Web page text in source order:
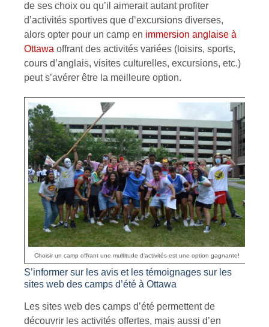
de ses choix ou qu’il aimerait autant profiter
d’activités sportives que d’excursions diverses,
alors opter pour un camp en immersion anglaise à
Ottawa offrant des activités variées (loisirs, sports,
cours d’anglais, visites culturelles, excursions, etc.)
peut s’avérer être la meilleure option.
Choisir un camp offrant une multitude d’activités est une option gagnante!
S’informer sur les avis et les témoignages sur les
sites web des camps d’été à Ottawa
Les sites web des camps d’été permettent de
découvrir les activités offertes, mais aussi d’en